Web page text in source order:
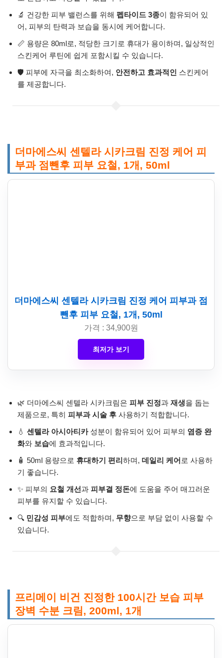
🔬 건강한 피부 밸런스를 위해 펩타이드 3종이 함유되어 있
어, 피부의 탄력과 보습을 동시에 케어합니다.
📏 용량은 80ml로, 적당한 크기로 휴대가 용이하며, 일상적인
스킨케어 루틴에 쉽게 포함시킬 수 있습니다.
🛡️ 피부에 자극을 최소화하여, 안전하고 효과적인 스킨케어
를 제공합니다.
더마에스씨 센텔라 시카크림 진정 케어 피
부과 점뺀후 피부 요철, 1개, 50ml
더마에스씨 센텔라 시카크림 진정 케어 피부과 점
뺀후 피부 요철, 1개, 50ml
가격 : 34,900원
최저가 보기
🌿 더마에스씨 센텔라 시카크림은 피부 진정과 재생을 돕는
제품으로, 특히 피부과 시술 후 사용하기 적합합니다.
💧 센텔라 아시아티카성분이 함유되어 있어 피부의 염증 완
화와 보습에 효과적입니다.
🧴 50ml 용량으로 휴대하기 편리하며, 데일리 케어 로 사용하
기 좋습니다.
✨ 피부의 요철 개선과 피부결 정돈에 도움을 주어 매끄러운
피부를 유지할 수 있습니다.
🔍 민감성 피부에도 적합하며, 무향으로 부담 없이 사용할 수
있습니다.
프리메이 비건 진정한 100시간 보습 피부
장벽 수분 크림, 200ml, 1개